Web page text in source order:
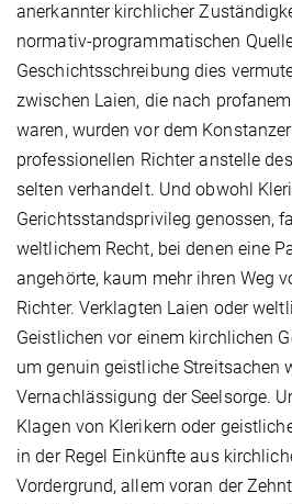
anerkannter kirchlicher
normativ-programmatischen
Geschichtsschreibung dies
zwischen Laien, die nach
waren, wurden vor dem
professionellen Richter anstelle
selten verhandelt. Und obwohl
Gerichtsstandsprivileg genossen,
weltlichem Recht, bei denen eine
angehörte, kaum mehr ihren Weg
Richter. Verklagten Laien oder
Geistlichen vor einem kirchlichen
um genuin geistliche Streitsachen
Vernachlässigung der Seelsorge.
Klagen von Klerikern oder
in der Regel Einkünfte aus
Vordergrund, allem voran der